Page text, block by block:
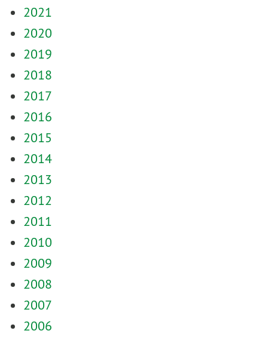
2021
2020
2019
2018
2017
2016
2015
2014
2013
2012
2011
2010
2009
2008
2007
2006